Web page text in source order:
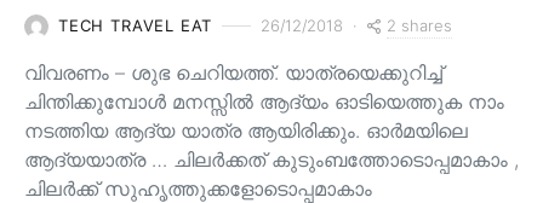
TECH TRAVEL EAT 26/12/2018 2 shares
വിവരണം – ശുഭ ചെറിയത്ത്. യാത്രയെക്കുറിച്ച്
ചിന്തിക്കുമ്പോൾ മനസ്സിൽ ആദ്യം ഓടിയെത്തുക നാം
നടത്തിയ ആദ്യ യാത്ര ആയിരിക്കും. ഓർമയിലെ
ആദ്യയാത്ര … ചിലർക്കത് കുടുംബത്തോടൊപ്പമാകാം ,
ചിലർക്ക് സുഹൃത്തുക്കളോടൊപ്പമാകാം